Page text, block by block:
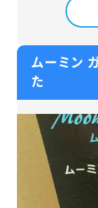
ムーミン
た